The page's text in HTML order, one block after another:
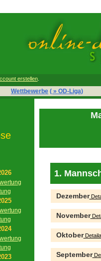
erstellen.
Wettbewerbe ( » OD-Liga)
1.
Dezember
November
Oktober
September